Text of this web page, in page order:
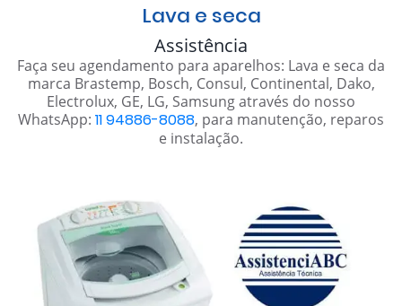
Lava e seca
Assistência
Faça seu agendamento para aparelhos: Lava e seca da
marca Brastemp, Bosch, Consul, Continental, Dako,
Electrolux, GE, LG, Samsung através do nosso
WhatsApp: 11 94886-8088, para manutenção, reparos
e instalação.